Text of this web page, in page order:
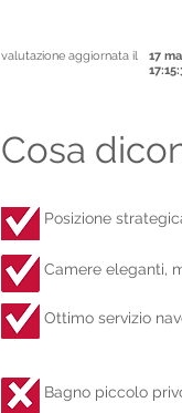
valutazione aggiornata il
17
Cosa
Posizione
Camere eleganti,
Ottimo servizio
Bagno piccolo